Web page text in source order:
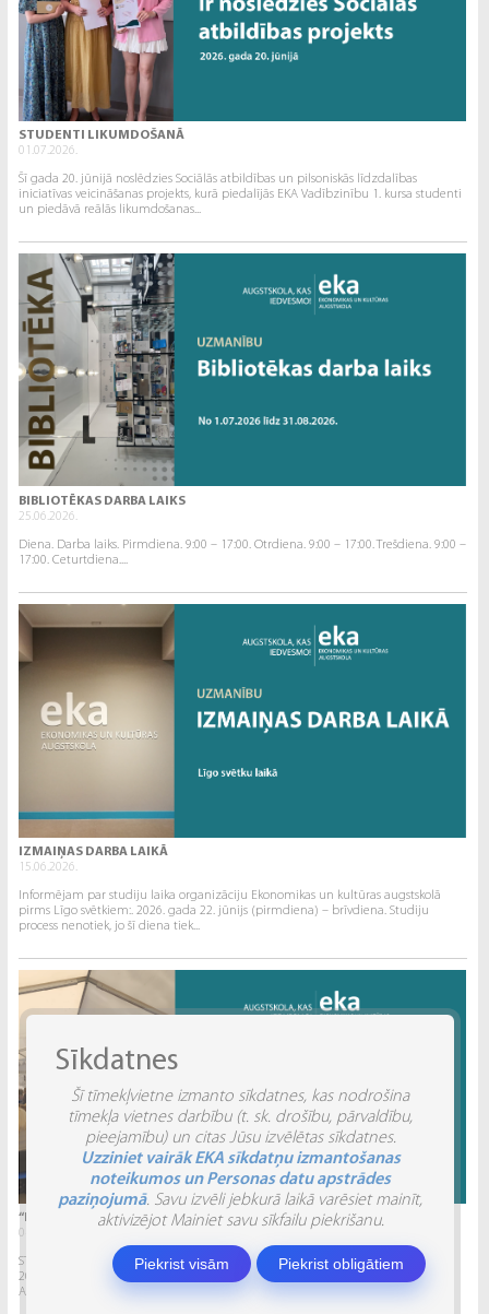
STUDENTI LIKUMDOŠANĀ
01.07.2026.
Šī gada 20. jūnijā noslēdzies Sociālās atbildības un pilsoniskās līdzdalības
iniciatīvas veicināšanas projekts, kurā piedalījās EKA Vadībzinību 1. kursa studenti
un piedāvā reālās likumdošanas...
BIBLIOTĒKAS DARBA LAIKS
25.06.2026.
Diena. Darba laiks. Pirmdiena. 9:00 – 17:00. Otrdiena. 9:00 – 17:00. Trešdiena. 9:00 –
17:00. Ceturtdiena....
IZMAIŅAS DARBA LAIKĀ
15.06.2026.
Informējam par studiju laika organizāciju Ekonomikas un kultūras augstskolā
pirms Līgo svētkiem:. 2026. gada 22. jūnijs (pirmdiena) – brīvdiena. Studiju
process nenotiek, jo šī diena tiek...
“INVENTIO 2026” ATSKATS
04.06.2026.
STUDĒJOŠO STARPTAUTISKĀ ZINĀTNISKI PRAKTISKĀ KONFERENCE “INVENTIO 2026”.
2026. gada 29. un 30. maijā Ekonomikas un kultūras augstskola sadarbībā ar
Alberta Koledžu organizēja Studējošo...
Sīkdatnes
Šī tīmekļvietne izmanto sīkdatnes, kas nodrošina
tīmekļa vietnes darbību (t. sk. drošību, pārvaldību,
pieejamību) un citas Jūsu izvēlētas sīkdatnes.
Uzziniet vairāk EKA sīkdatņu izmantošanas
noteikumos un Personas datu apstrādes
paziņojumā. Savu izvēli jebkurā laikā varēsiet mainīt,
aktivizējot Mainiet savu sīkfailu piekrišanu.
Piekrist visām Piekrist obligātiem